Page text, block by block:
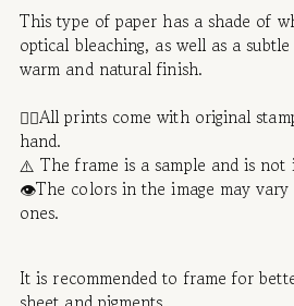
This type of paper has a shade of
optical bleaching, as well as a
warm and natural finish.
✍🏻All prints come with original
hand.
⚠️ The frame is a sample and is not
👁️The colors in the image may
ones.
It is recommended to frame for